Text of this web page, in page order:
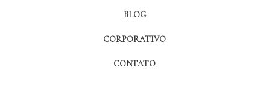
BLOG
CORPORATIVO
CONTATO